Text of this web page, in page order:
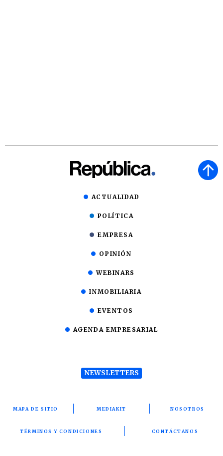
ACTUALIDAD
POLÍTICA
EMPRESA
OPINIÓN
WEBINARS
INMOBILIARIA
EVENTOS
AGENDA EMPRESARIAL
NEWSLETTERS
MAPA DE SITIO MEDIAKIT NOSOTROS
TÉRMINOS Y CONDICIONES CONTÁCTANOS